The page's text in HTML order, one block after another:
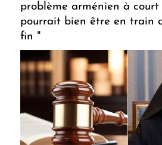
problème arménien à court
pourrait bien être en train
fin "